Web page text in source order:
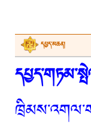
དཔྱད་མཆན།